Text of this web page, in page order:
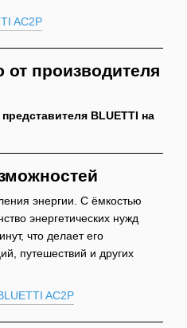
производителя
BLUETTI на
энергии. С ёмкостью
энергетических нужд
что делает его
путешествий и других